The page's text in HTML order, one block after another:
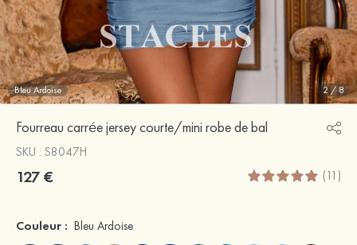
Bleu Ardoise 2/8
Fourreau carrée jersey courte/mini robe de bal
SKU : S8047H
127 € (11)
Couleur : Bleu Ardoise